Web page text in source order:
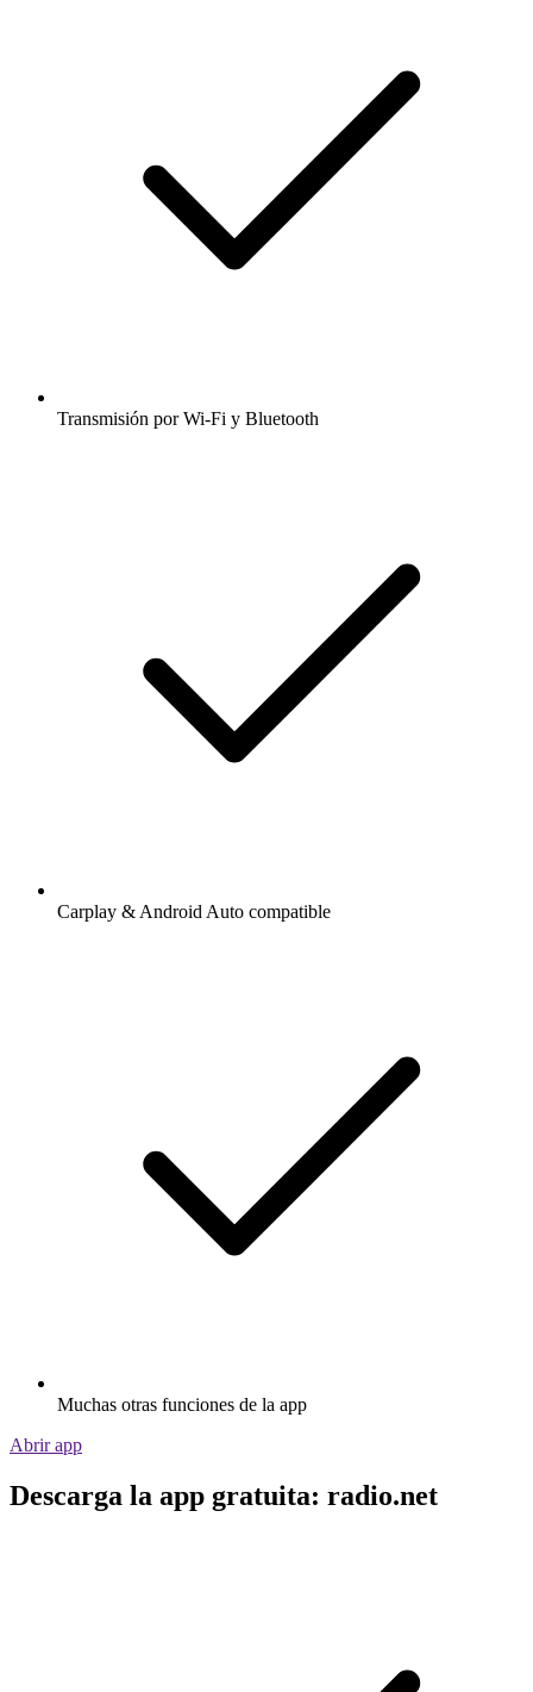
Transmisión por Wi-Fi y Bluetooth
Carplay & Android Auto compatible
Muchas otras funciones de la app
Abrir app
Descarga la app gratuita: radio.net